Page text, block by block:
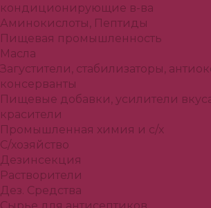
кондиционирующие в-ва
Аминокислоты, Пептиды
Пищевая промышленность
Масла
Загустители, стабилизаторы,
консерванты
Пищевые добавки, усилители
красители
Промышленная химия и с/х
С/хозяйство
Дезинсекция
Растворители
Дез. Средства